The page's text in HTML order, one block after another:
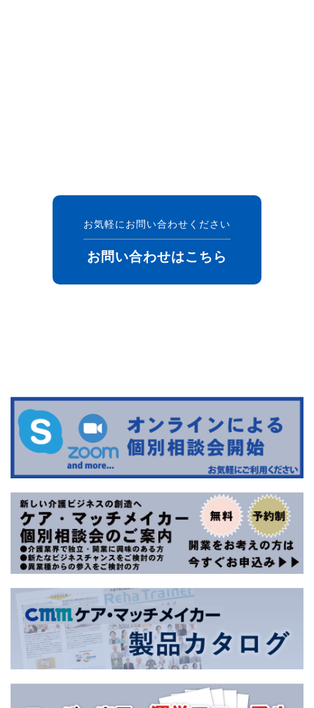
お気軽にお問い合わせください
お問い合わせはこちら